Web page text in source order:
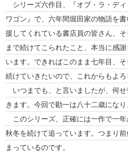
シリーズ六作目、『オブ・ラ・デ
ワゴン』で、六年間堀田家の物語を
援してくれている書店員の皆さん、
まで続けてこられたこと、本当に感
います。できればこのまま七年目、
続けていきたいので、これからもよろ
いつまでも、と言いましたが、何
きます。今回で勘一は八十二歳になり
このシリーズ、正確には一作で一
秋冬を続けて追っています。つまり
まっているのです。